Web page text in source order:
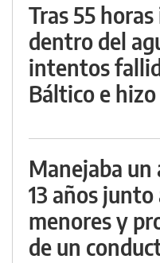
Tras 55
dentro del
intentos
Báltico e
Manejaba un
13 años
menores y
de un